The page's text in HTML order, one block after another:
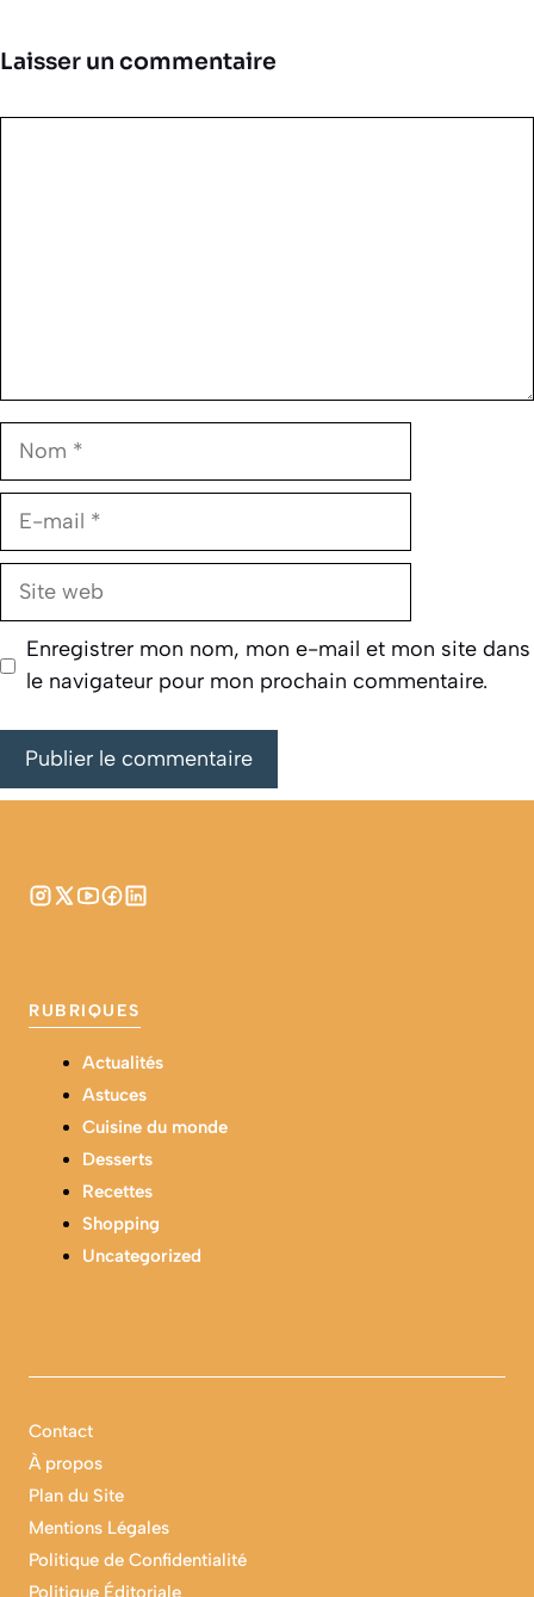
Laisser un commentaire
Nom
E-
Site
Enregistrer mon nom, mon e-mail et mon site dans
le navigateur pour mon prochain commentaire.
RUBRIQUES
Actualités
Astuces
Cuisine du monde
Desserts
Recettes
Shopping
Uncategorized
Contact
À propos
Plan du Site
Mentions Légales
Politique de Confidentialité
Politique Éditoriale